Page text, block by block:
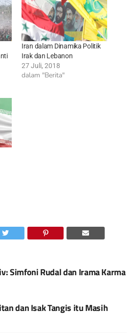
Iran dalam Dinamika Politik
Irak dan Lebanon
27 Juli, 2018
dalam "Berita"
Simfoni Rudal dan Irama Karma
dan Isak Tangis itu Masih